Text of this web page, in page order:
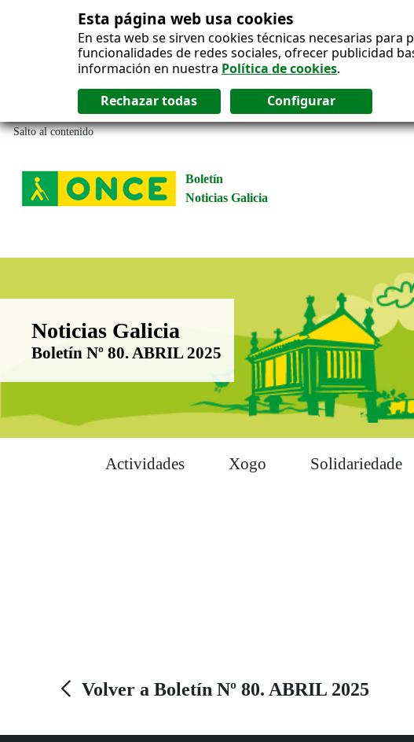
Esta página web usa cookies
En esta web se sirven cookies técnicas necesarias
funcionalidades de redes sociales, ofrecer publicidad
información en nuestra Política de cookies.
Salto al contenido
Boletín
Noticias Galicia
Boletín Noticias Galicia
Noticias Galicia
Boletín Nº 80. ABRIL 2025
Actividades Xogo Solidariedade
Volver a Boletín Nº 80. ABRIL 2025